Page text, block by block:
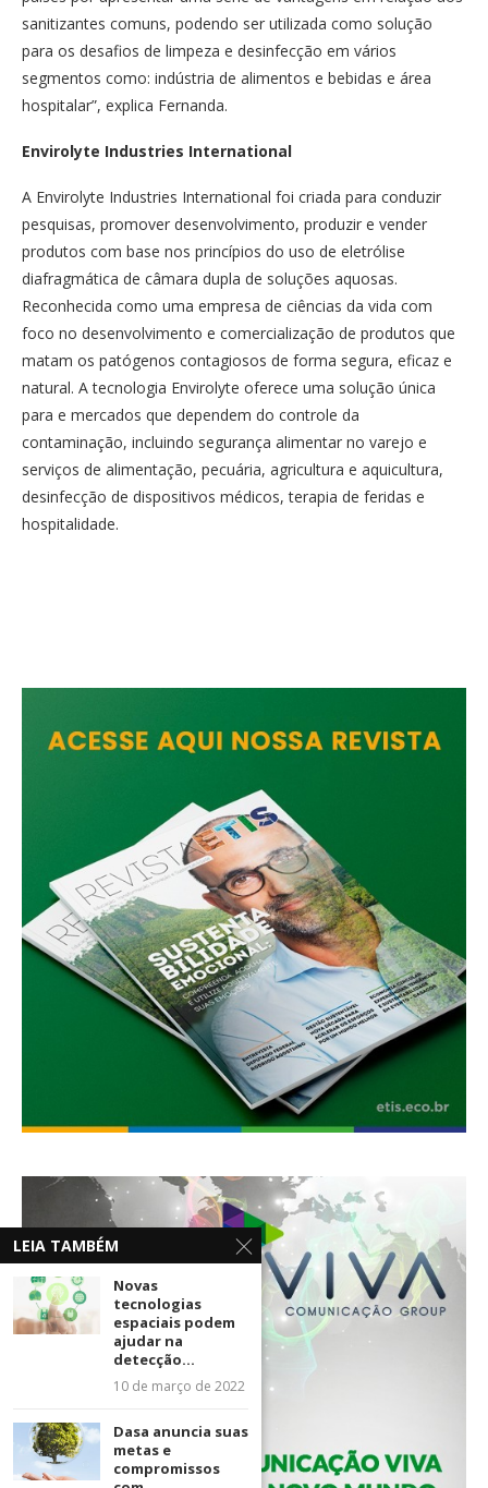
sanitizantes comuns, podendo ser utilizada como solução
para os desafios de limpeza e desinfecção em vários
segmentos como: indústria de alimentos e bebidas e área
hospitalar”, explica Fernanda.
Envirolyte Industries International
A Envirolyte Industries International foi criada para conduzir
pesquisas, promover desenvolvimento, produzir e vender
produtos com base nos princípios do uso de eletrólise
diafragmática de câmara dupla de soluções aquosas.
Reconhecida como uma empresa de ciências da vida com
foco no desenvolvimento e comercialização de produtos que
matam os patógenos contagiosos de forma segura, eficaz e
natural. A tecnologia Envirolyte oferece uma solução única
para e mercados que dependem do controle da
contaminação, incluindo segurança alimentar no varejo e
serviços de alimentação, pecuária, agricultura e aquicultura,
desinfecção de dispositivos médicos, terapia de feridas e
hospitalidade.
LEIA TAMBÉM
Novas
tecnologias
espaciais podem
ajudar na
detecção...
10 de março de 2022
Dasa anuncia suas
metas e
compromissos